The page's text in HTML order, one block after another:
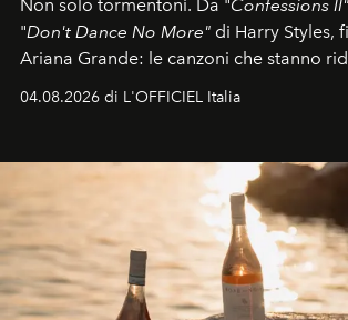
Non solo tormentoni. Da "Confessions II"
"Don't Dance No More" di Harry Styles,
Ariana Grande: le canzoni che stanno
colonna sonora della stagione.
04.08.2026 di L'OFFICIEL Italia